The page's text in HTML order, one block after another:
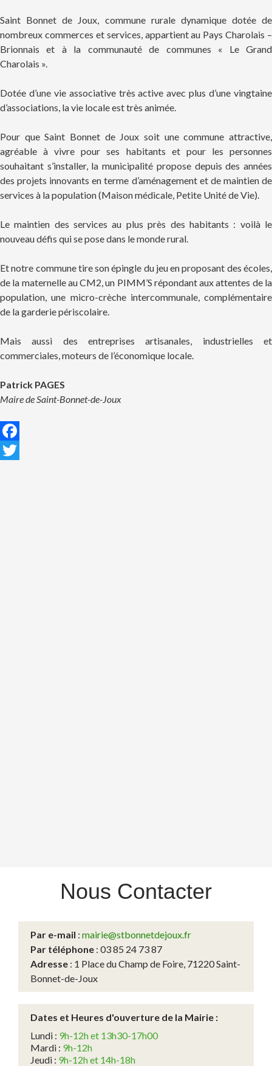
Saint Bonnet de Joux, commune rurale dynamique dotée de
nombreux commerces et services, appartient au Pays Charolais –
Brionnais et à la communauté de communes « Le Grand
Charolais ».
Dotée d’une vie associative très active avec plus d’une vingtaine
d’associations, la vie locale est très animée.
Pour que Saint Bonnet de Joux soit une commune attractive,
agréable à vivre pour ses habitants et pour les personnes
souhaitant s’installer, la municipalité propose depuis des années
des projets innovants en terme d’aménagement et de maintien de
services à la population (Maison médicale, Petite Unité de Vie).
Le maintien des services au plus près des habitants : voilà le
nouveau défis qui se pose dans le monde rural.
Et notre commune tire son épingle du jeu en proposant des écoles,
de la maternelle au CM2, un PIMM’S répondant aux attentes de la
population, une micro-crèche intercommunale, complémentaire
de la garderie périscolaire.
Mais aussi des entreprises artisanales, industrielles et
commerciales, moteurs de l’économique locale.
Patrick PAGES
Maire de Saint-Bonnet-de-Joux
F
Nous Contacter
Par e-mail : mairie@stbonnetdejoux.fr
Par téléphone : 03 85 24 73 87
Adresse : 1 Place du Champ de Foire, 71220 Saint-
Bonnet-de-Joux
Dates et Heures d'ouverture de la Mairie :
Lundi : 9h-12h et 13h30-17h00
Mardi : 9h-12h
Jeudi : 9h-12h et 14h-18h